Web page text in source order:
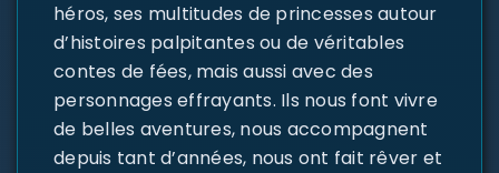
héros, ses multitudes de princesses autour
d’histoires palpitantes ou de véritables
contes de fées, mais aussi avec des
personnages effrayants. Ils nous font vivre
de belles aventures, nous accompagnent
depuis tant d’années, nous ont fait rêver et